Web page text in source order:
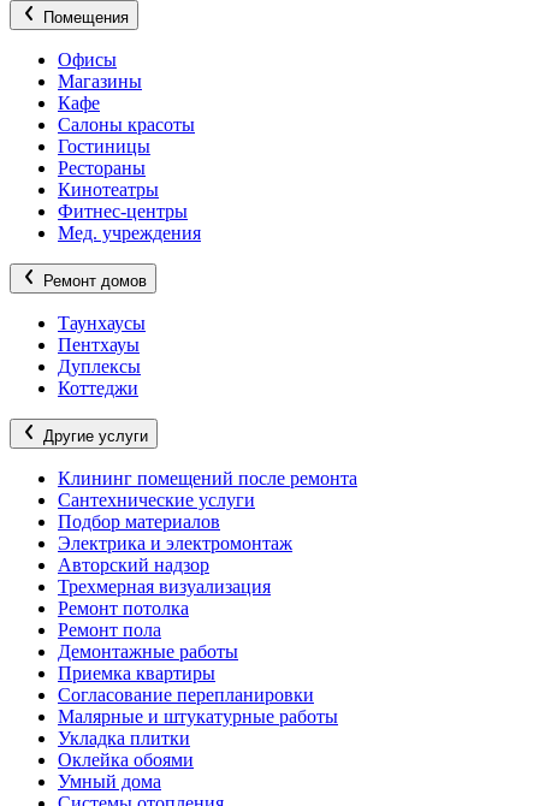
Помещения
Офисы
Магазины
Кафе
Салоны красоты
Гостиницы
Рестораны
Кинотеатры
Фитнес-центры
Мед. учреждения
Ремонт домов
Таунхаусы
Пентхауы
Дуплексы
Коттеджи
Другие услуги
Клининг помещений после ремонта
Сантехнические услуги
Подбор материалов
Электрика и электромонтаж
Авторский надзор
Трехмерная визуализация
Ремонт потолка
Ремонт пола
Демонтажные работы
Приемка квартиры
Согласование перепланировки
Малярные и штукатурные работы
Укладка плитки
Оклейка обоями
Умный дома